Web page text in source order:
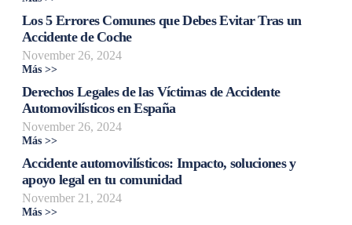
Los 5 Errores Comunes que Debes Evitar Tras un
Accidente de Coche
November 26, 2024
Más >>
Derechos Legales de las Víctimas de Accidente
Automovilísticos en España
November 26, 2024
Más >>
Accidente automovilísticos: Impacto, soluciones y
apoyo legal en tu comunidad
November 21, 2024
Más >>